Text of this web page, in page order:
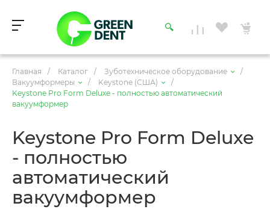
Главная / Каталог / Зуботехническое оборудование
/
Вакуумформеры
/ Keystone (США)
/
Keystone Pro Form Deluxe - полностью автоматический
вакуумформер
Keystone Pro Form Deluxe
- полностью
автоматический
вакуумформер